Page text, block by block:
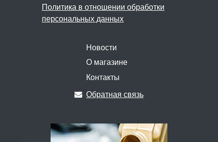
Политика в отношении обработки
персональных данных
Новости
О магазине
Контакты
Обратная связь